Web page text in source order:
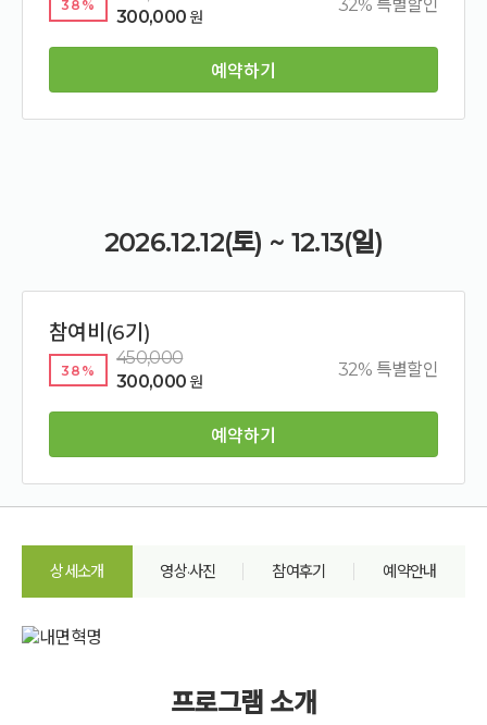
38%
300,000 원
32% 특별할인
예약하기
2026.12.12(토) ~ 12.13(일)
참여비(6기)
38%
450,000
300,000 원
32% 특별할인
예약하기
상세소개 영상·사진 참여후기 예약안내
프로그램 소개